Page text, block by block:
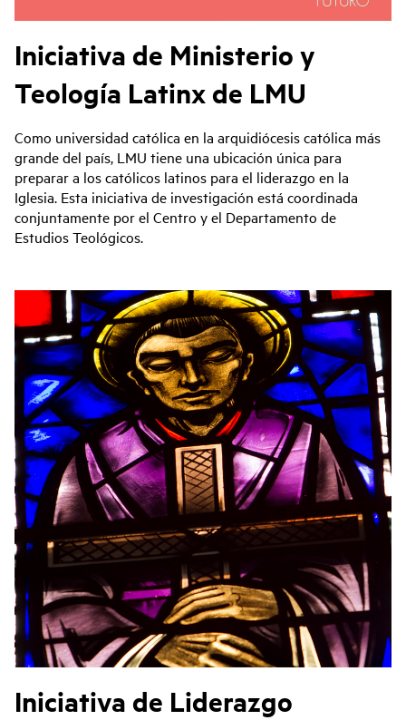
Iniciativa de Ministerio y
Teología Latinx de LMU
Como universidad católica en la arquidiócesis católica más
grande del país, LMU tiene una ubicación única para
preparar a los católicos latinos para el liderazgo en la
Iglesia. Esta iniciativa de investigación está coordinada
conjuntamente por el Centro y el Departamento de
Estudios Teológicos.
Iniciativa de Liderazgo